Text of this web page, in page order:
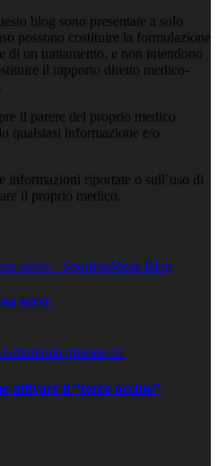
blog sono presentate a solo
possono costituire la formulazione
di un trattamento, e non intendono
il rapporto diretto medico-
il parere del proprio medico
qualsiasi informazione e/o
informazioni riportate o sull’uso di
il proprio medico.
serve
attivare il “terzo occhio”